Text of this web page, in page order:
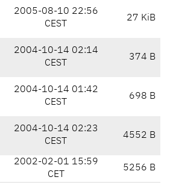
2005-08-10 22:56
CEST
27 KiB
2004-10-14 02:14
CEST
374 B
2004-10-14 01:42
CEST
698 B
2004-10-14 02:23
CEST
4552 B
2002-02-01 15:59
CET
5256 B